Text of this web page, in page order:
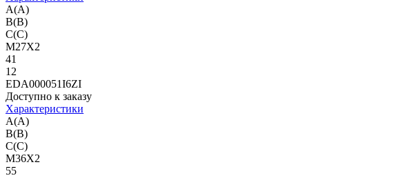
A(A)
B(B)
C(C)
M27X2
41
12
EDA000051I6ZI
Доступно к заказу
Характеристики
A(A)
B(B)
C(C)
M36X2
55